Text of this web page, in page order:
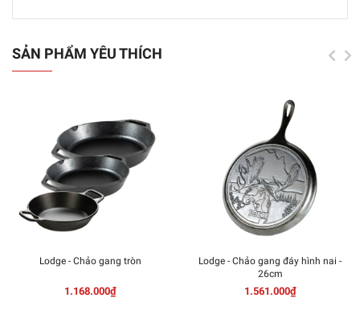
SẢN PHẨM YÊU THÍCH
Lodge - Chảo gang tròn
1.168.000₫
Lodge - Chảo gang đáy hình nai -
26cm
1.561.000₫